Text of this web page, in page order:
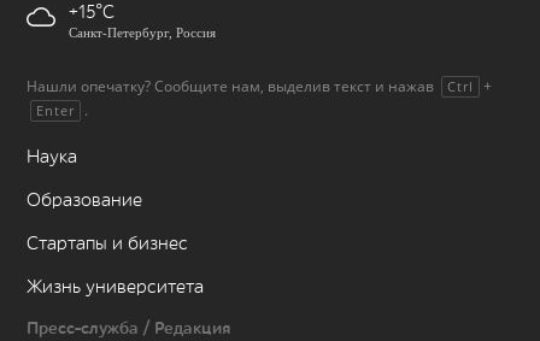
+15
Санкт-Петербург, Россия
Нашли опечатку? Сообщите нам, выделив текст и нажав Ctrl +
Enter .
Наука
Образование
Стартапы и бизнес
Жизнь университета
Пресс-служба / Редакция